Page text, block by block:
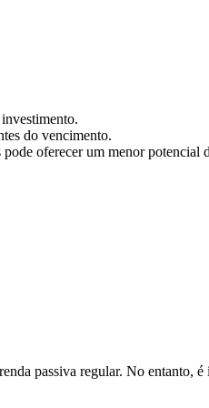
do vencimento.
oferecer um menor potencial
passiva regular. No entanto,